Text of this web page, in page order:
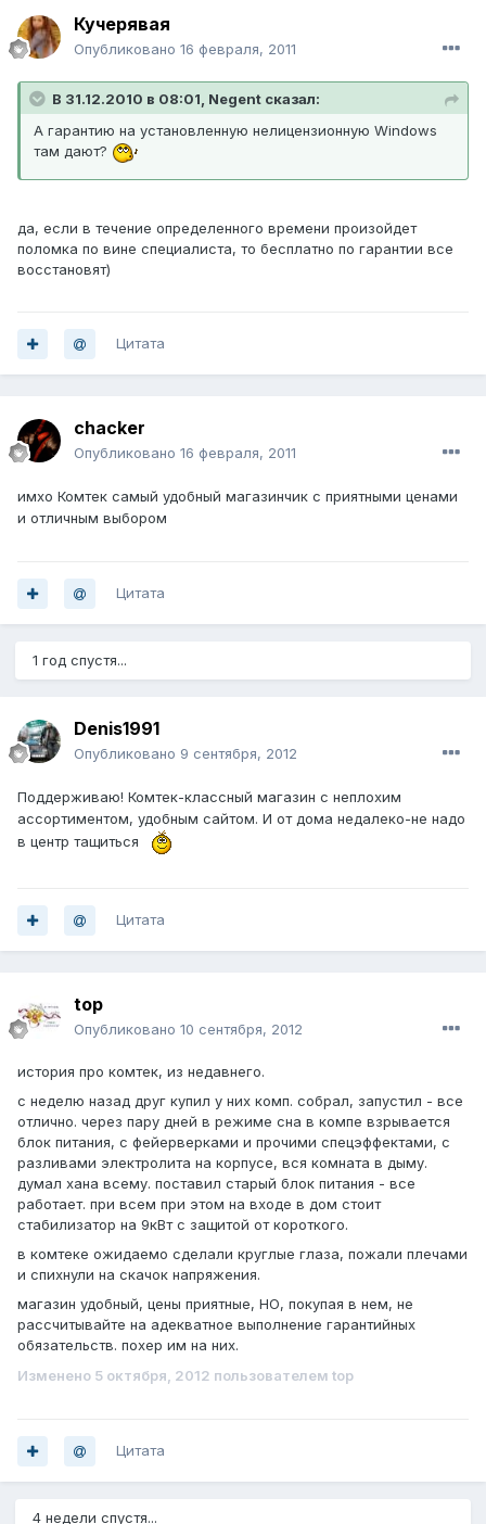
Кучерявая
Опубликовано 16 февраля, 2011
В 31.12.2010 в 08:01, Negent сказал:
А гарантию на установленную нелицензионную Windows
там дают?
да, если в течение определенного времени произойдет
поломка по вине специалиста, то бесплатно по гарантии все
восстановят)
Цитата
chacker
Опубликовано 16 февраля, 2011
имхо Комтек самый удобный магазинчик с приятными ценами
и отличным выбором
Цитата
1 год спустя...
Denis1991
Опубликовано 9 сентября, 2012
Поддерживаю! Комтек-классный магазин с неплохим
ассортиментом, удобным сайтом. И от дома недалеко-не надо
в центр тащиться
Цитата
top
Опубликовано 10 сентября, 2012
история про комтек, из недавнего.
с неделю назад друг купил у них комп. собрал, запустил - все
отлично. через пару дней в режиме сна в компе взрывается
блок питания, с фейерверками и прочими спецэффектами, с
разливами электролита на корпусе, вся комната в дыму.
думал хана всему. поставил старый блок питания - все
работает. при всем при этом на входе в дом стоит
стабилизатор на 9кВт с защитой от короткого.
в комтеке ожидаемо сделали круглые глаза, пожали плечами
и спихнули на скачок напряжения.
магазин удобный, цены приятные, НО, покупая в нем, не
рассчитывайте на адекватное выполнение гарантийных
обязательств. похер им на них.
Изменено 5 октября, 2012 пользователем top
Цитата
4 недели спустя...